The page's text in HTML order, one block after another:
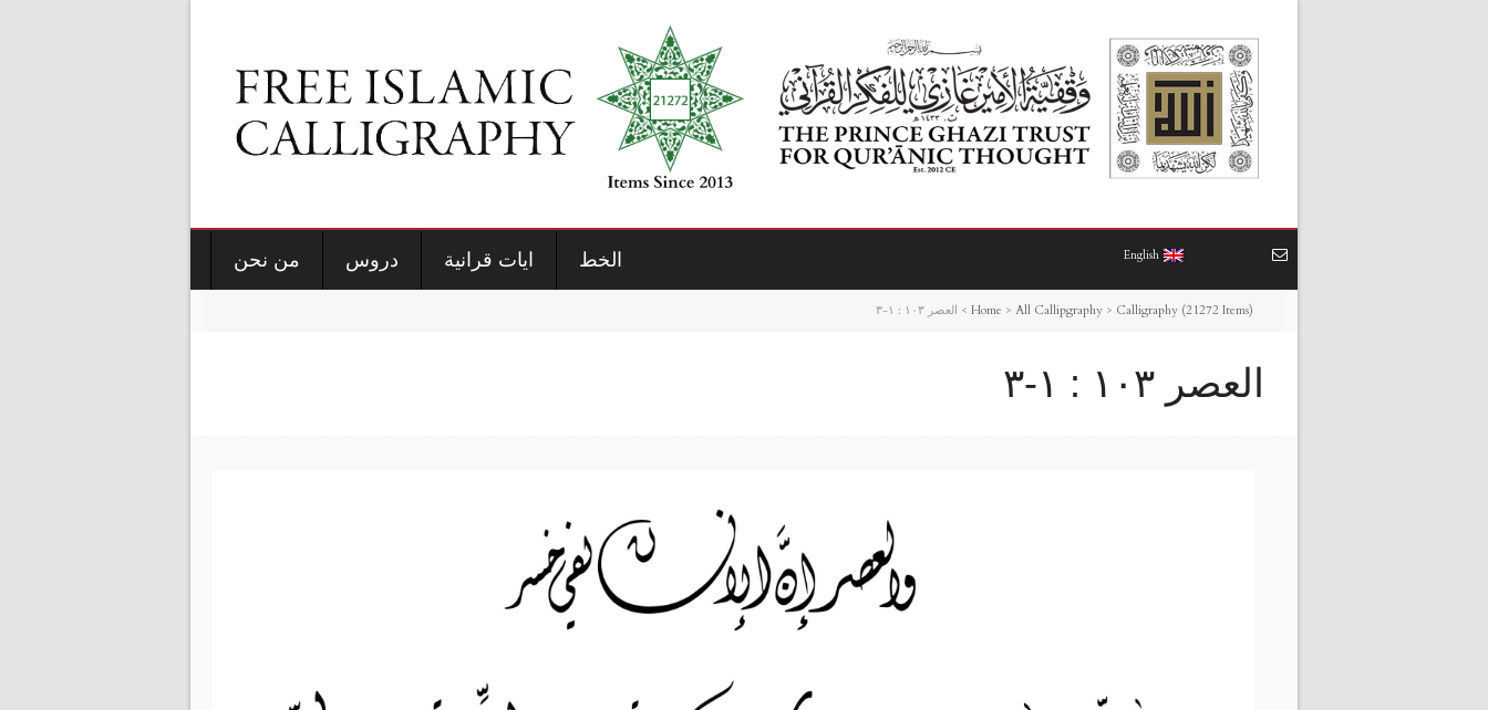
الخط ايات قرانية دروس من نحن English
Home > All Callipgraphy > Calligraphy (21272 Items)
> العصر ١٠٣ : ١-٣
العصر ١٠٣ : ١-٣